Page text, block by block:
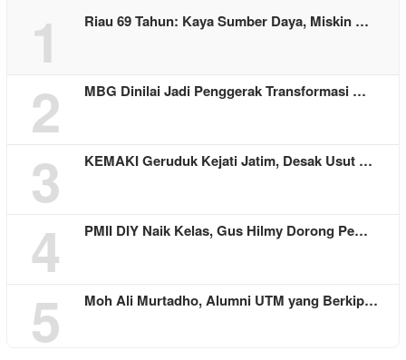
1 Riau 69 Tahun: Kaya Sumber Daya, Miskin …
2 MBG Dinilai Jadi Penggerak Transformasi …
3 KEMAKI Geruduk Kejati Jatim, Desak Usut …
4 PMII DIY Naik Kelas, Gus Hilmy Dorong Pe…
5 Moh Ali Murtadho, Alumni UTM yang Berkip…